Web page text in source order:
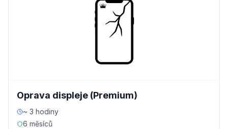
Oprava displeje (Premium)
~ 3 hodiny
6 měsíců